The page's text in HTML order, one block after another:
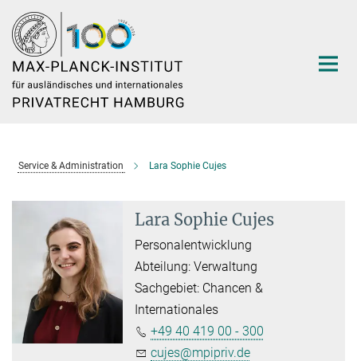
Hauptinhalt
Service & Administration Lara Sophie Cujes
Lara Sophie Cujes
Personalentwicklung
Abteilung: Verwaltung
Sachgebiet: Chancen &
Internationales
+49 40 419 00 - 300
cujes@mpipriv.de